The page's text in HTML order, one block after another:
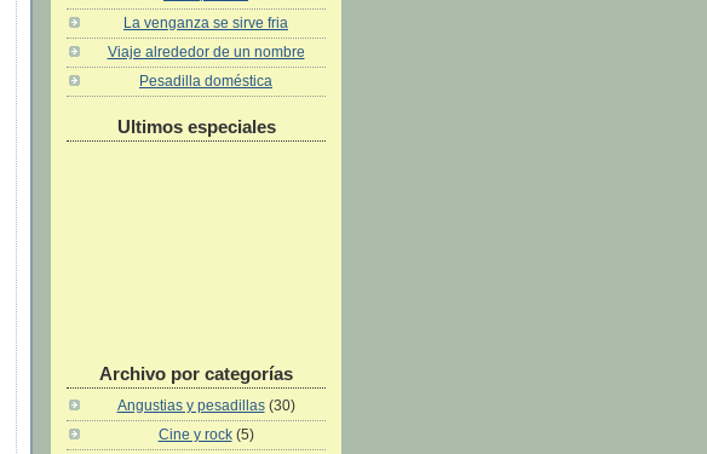
La venganza se sirve fria
Viaje alrededor de un nombre
Pesadilla doméstica
Ultimos especiales
Archivo por categorías
Angustias y pesadillas (30)
Cine y rock (5)